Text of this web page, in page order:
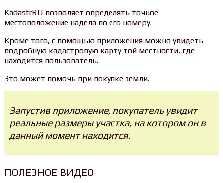
KadastrRU позволяет определять точное
местоположение надела по его номеру.
Кроме того, с помощью приложения можно увидеть
подробную кадастровую карту той местности, где
находится пользователь.
Это может помочь при покупке земли.
Запустив приложение, покупатель увидит
реальные размеры участка, на котором он в
данный момент находится.
ПОЛЕЗНОЕ ВИДЕО